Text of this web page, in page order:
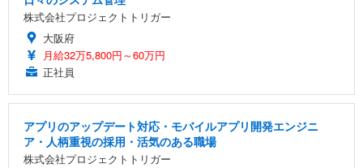
株式会社プロジェクトトリガー
大阪府
月給32万5,800円～60万円
正社員
アプリのアップデート対応・モバイルアプリ開発エンジニ
ア・人柄重視の採用・活気のある職場
株式会社プロジェクトトリガー